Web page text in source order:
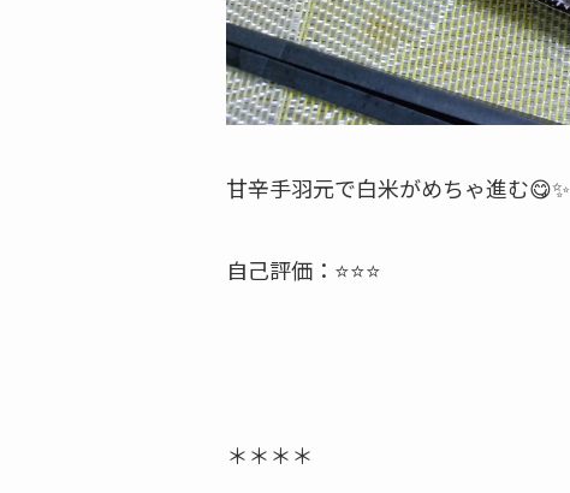
甘辛手羽元で白米がめちゃ進む😋✨
自己評価：⭐⭐⭐
＊＊＊＊